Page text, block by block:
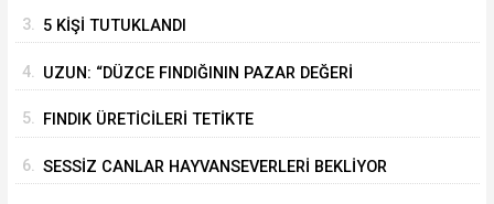
3. 5 KİŞİ TUTUKLANDI
4. UZUN: “DÜZCE FINDIĞININ PAZAR DEĞERİ
5. FINDIK ÜRETİCİLERİ TETİKTE
6. SESSİZ CANLAR HAYVANSEVERLERİ BEKLİYOR